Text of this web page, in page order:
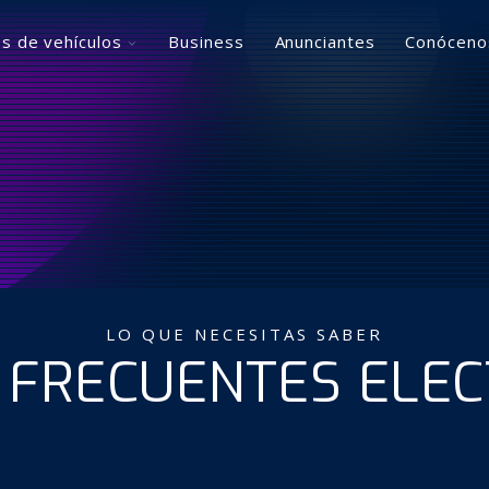
de vehículosToggle
children
for
Usuarios
de
vehículos
Business Anunciantes
LO QUE NECESITAS SABER